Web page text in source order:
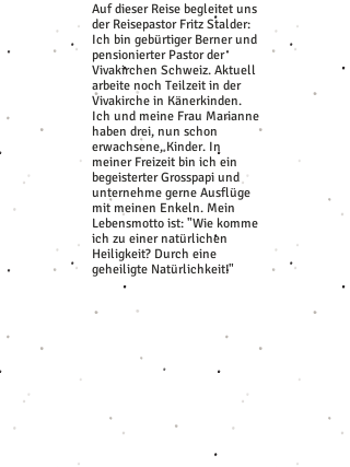
Auf dieser Reise begleitet uns
der Reisepastor Fritz Stalder:
Ich bin gebürtiger Berner und
pensionierter Pastor der
Vivakirchen Schweiz. Aktuell
arbeite noch Teilzeit in der
Vivakirche in Känerkinden.
Ich und meine Frau Marianne
haben drei, nun schon
erwachsene, Kinder. In
meiner Freizeit bin ich ein
begeisterter Grosspapi und
unternehme gerne Ausflüge
mit meinen Enkeln. Mein
Lebensmotto ist: "Wie komme
ich zu einer natürlichen
Heiligkeit? Durch eine
geheiligte Natürlichkeit!"